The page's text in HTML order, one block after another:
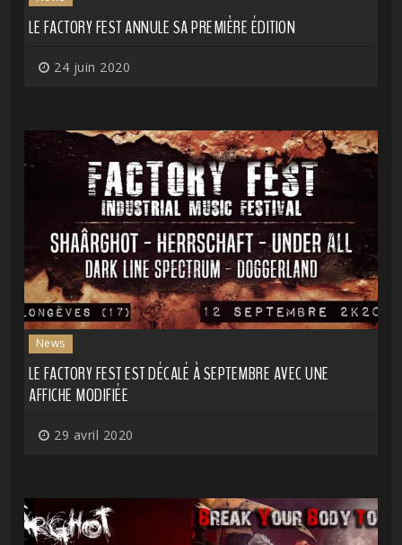
LE FACTORY FEST ANNULE SA PREMIÈRE ÉDITION
24 juin 2020
News
LE FACTORY FEST EST DÉCALÉ À SEPTEMBRE AVEC UNE
AFFICHE MODIFIÉE
29 avril 2020